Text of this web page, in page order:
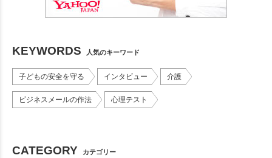
KEYWORDS 人気のキーワード
子どもの安全を守る インタビュー 介護
ビジネスメールの作法 心理テスト
CATEGORY カテゴリー